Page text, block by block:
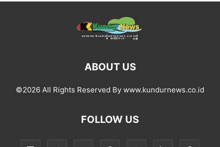
ABOUT US
©2026 All Rights Reserved By www.kundurnews.co.id
FOLLOW US